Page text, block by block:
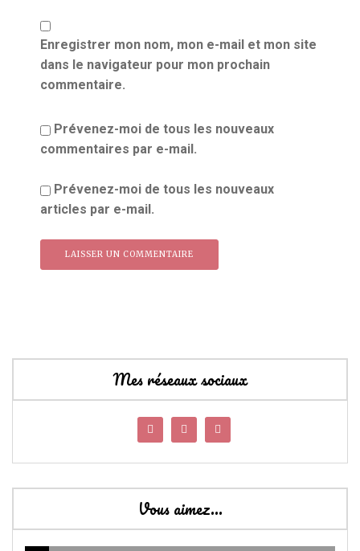
Enregistrer mon nom, mon e-mail et mon site
dans le navigateur pour mon prochain
commentaire.
Prévenez-moi de tous les nouveaux
commentaires par e-mail.
Prévenez-moi de tous les nouveaux
articles par e-mail.
Mes réseaux sociaux
Vous aimez…